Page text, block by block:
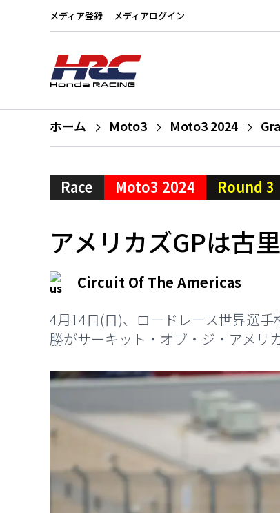
メディア登録 メディアログイン
ホーム Moto3 Moto3 2024
Race Moto3 2024 Round 3
アメリカズGPは古
Circuit Of The Americas
4月14日(日)、ロードレース世界選
勝がサーキット・オブ・ジ・アメリ